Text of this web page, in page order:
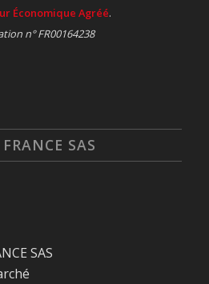
Économique Agréé.
n° FR00164238
SAS
SAS